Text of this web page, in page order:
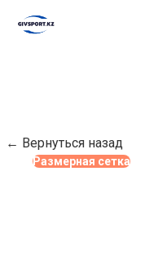
← Вернуться назад
Размерная сетка